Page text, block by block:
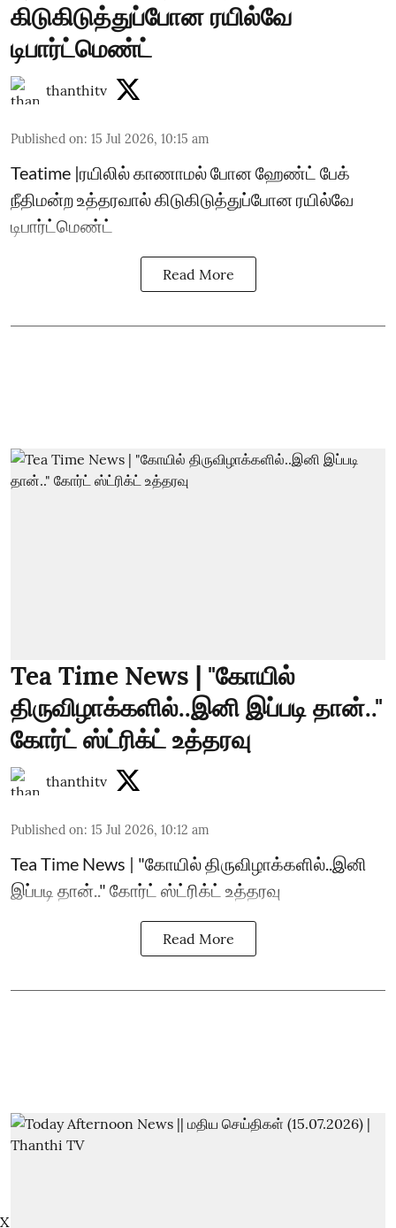
கிடுகிடுத்துப்போன ரயில்வே
டிபார்ட்மெண்ட்
thanthitv
Published on: 15 Jul 2026, 10:15 am
Teatime |ரயிலில் காணாமல் போன ஹேண்ட் பேக்
நீதிமன்ற உத்தரவால் கிடுகிடுத்துப்போன ரயில்வே
டிபார்ட்மெண்ட்
Read More
Tea Time News | "கோயில்
திருவிழாக்களில்..இனி இப்படி தான்.."
கோர்ட் ஸ்ட்ரிக்ட் உத்தரவு
thanthitv
Published on: 15 Jul 2026, 10:12 am
Tea Time News | "கோயில் திருவிழாக்களில்..இனி
இப்படி தான்.." கோர்ட் ஸ்ட்ரிக்ட் உத்தரவு
Read More
X